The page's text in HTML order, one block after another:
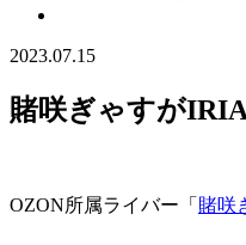
2023.07.15
賭咲ぎゃすが
OZON所属ライバー「 賭咲